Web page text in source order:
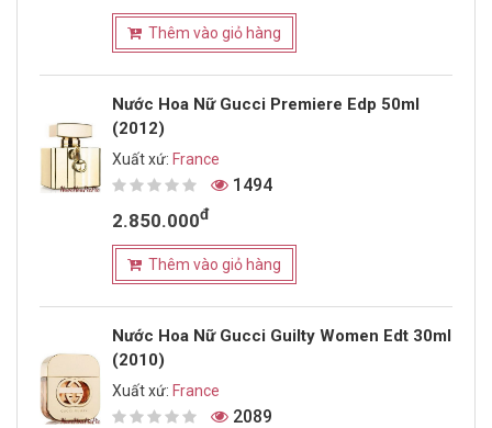
Thêm vào giỏ hàng
Nước Hoa Nữ Gucci Premiere Edp 50ml
(2012)
Xuất xứ: France
1494
2.850.000đ
Thêm vào giỏ hàng
Nước Hoa Nữ Gucci Guilty Women Edt 30ml
(2010)
Xuất xứ: France
2089